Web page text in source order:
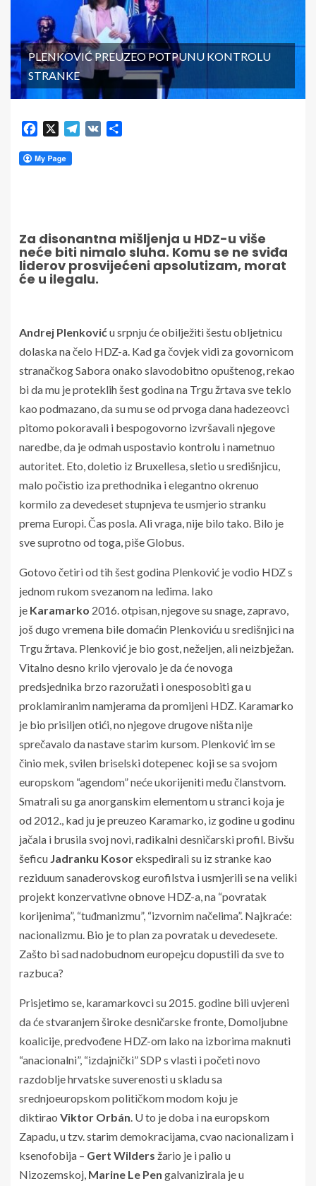
PLENKOVIĆ PREUZEO POTPUNU KONTROLU
STRANKE
Facebook Telegram
VK
Za disonantna mišljenja u HDZ-u više
neće biti nimalo sluha. Komu se ne sviđa
liderov prosvijećeni apsolutizam, morat
će u ilegalu.
Andrej Plenkoviću srpnju će obilježiti šestu obljetnicu
dolaska na čelo HDZ-a. Kad ga čovjek vidi za govornicom
stranačkog Sabora onako slavodobitno opuštenog, rekao
bi da mu je proteklih šest godina na Trgu žrtava sve teklo
kao podmazano, da su mu se od prvoga dana hadezeovci
pitomo pokoravali i bespogovorno izvršavali njegove
naredbe, da je odmah uspostavio kontrolu i nametnuo
autoritet. Eto, doletio iz Bruxellesa, sletio u središnjicu,
malo počistio iza prethodnika i elegantno okrenuo
kormilo za devedeset stupnjeva te usmjerio stranku
prema Europi. Čas posla. Ali vraga, nije bilo tako. Bilo je
sve suprotno od toga, piše Globus.
Gotovo četiri od tih šest godina Plenković je vodio HDZ s
jednom rukom svezanom na leđima. Iako
je Karamarko 2016. otpisan, njegove su snage, zapravo,
još dugo vremena bile domaćin Plenkoviću u središnjici na
Trgu žrtava. Plenković je bio gost, neželjen, ali neizbježan.
Vitalno desno krilo vjerovalo je da će novoga
predsjednika brzo razoružati i onesposobiti ga u
proklamiranim namjerama da promijeni HDZ. Karamarko
je bio prisiljen otići, no njegove drugove ništa nije
sprečavalo da nastave starim kursom. Plenković im se
činio mek, svilen briselski dotepenec koji se sa svojom
europskom “agendom” neće ukorijeniti među članstvom.
Smatrali su ga anorganskim elementom u stranci koja je
od 2012., kad ju je preuzeo Karamarko, iz godine u godinu
jačala i brusila svoj novi, radikalni desničarski profil. Bivšu
šeficu Jadranku Kosorekspedirali su iz stranke kao
reziduum sanaderovskog eurofilstva i usmjerili se na veliki
projekt konzervativne obnove HDZ-a, na “povratak
korijenima”, “tuđmanizmu”, “izvornim načelima”. Najkraće:
nacionalizmu. Bio je to plan za povratak u devedesete.
Zašto bi sad nadobudnom europejcu dopustili da sve to
razbuca?
Prisjetimo se, karamarkovci su 2015. godine bili uvjereni
da će stvaranjem široke desničarske fronte, Domoljubne
koalicije, predvođene HDZ-om lako na izborima maknuti
“anacionalni”, “izdajnički” SDP s vlasti i početi novo
razdoblje hrvatske suverenosti u skladu sa
srednjoeuropskom političkom modom koju je
diktirao Viktor Orbán. U to je doba i na europskom
Zapadu, u tzv. starim demokracijama, cvao nacionalizam i
ksenofobija – Gert Wilders žario je i palio u
Nizozemskoj, Marine Le Pen galvanizirala je u